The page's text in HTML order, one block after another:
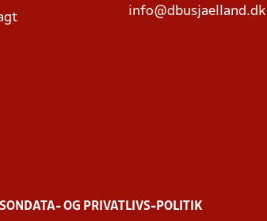
info@dbusjaelland.dk
OG PRIVATLIVS-POLITIK